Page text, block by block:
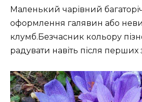
Маленький чарівний
оформлення галявин або
клумб.Безчасник кольору
радувати навіть після перших